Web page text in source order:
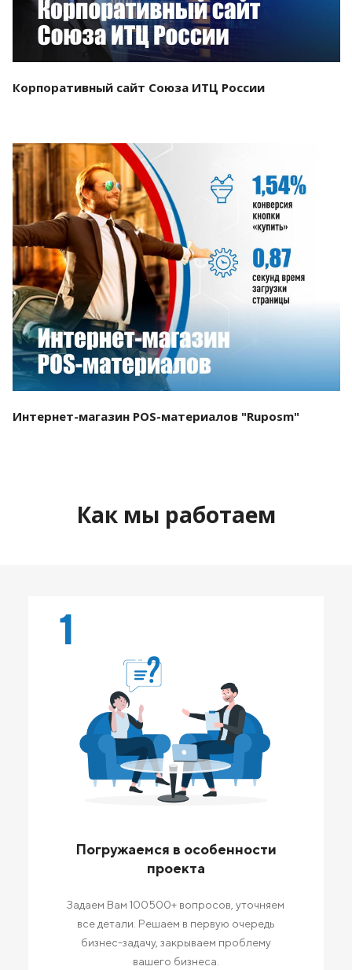
Корпоративный сайт Союза ИТЦ России
Смотреть проект
Интернет-магазин POS-материалов "Ruposm"
Как мы работаем
1
Погружаемся в особенности
проекта
Задаем Вам 100500+ вопросов, уточняем
все детали. Решаем в первую очередь
бизнес-задачу, закрываем проблему
вашего бизнеса.